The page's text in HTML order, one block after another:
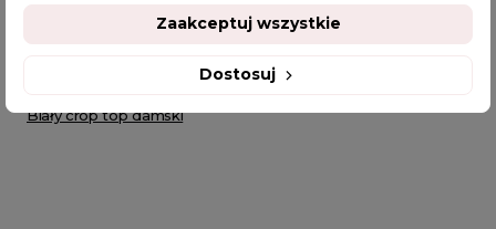
sklep z odzieżą damską
fajne bluzki
fajne bluzki damskie
Biały crop top
Biały crop top damski
Dostosuj
Zaakceptuj wszystkie